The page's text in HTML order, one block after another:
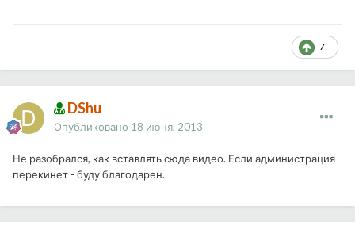
7
DShu
Опубликовано 18 июня, 2013
Не разобрался, как вставлять сюда видео. Если администрация
перекинет - буду благодарен.